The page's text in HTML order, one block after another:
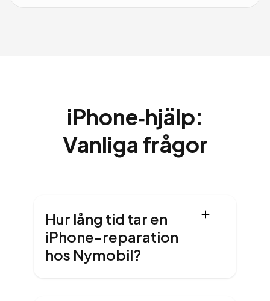
iPhone‑hjälp:
Vanliga frågor
Hur lång tid tar en
iPhone-reparation
hos Nymobil?